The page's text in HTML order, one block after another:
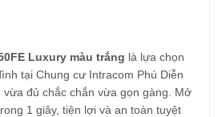
Luxury màu trắng là lựa chọn
tại Chung cư Intracom Phú Diễn
đủ chắc chắn vừa gọn gàng. Mở
1 giây, tiện lợi và an toàn tuyệt